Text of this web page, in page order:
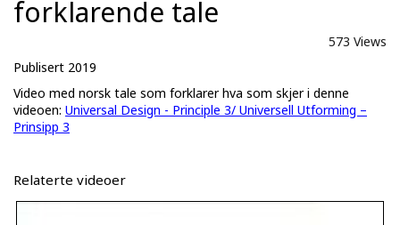
forklarende tale
573 Views
Publisert 2019
Video med norsk tale som forklarer hva som skjer i denne
videoen: Universal Design - Principle 3/ Universell Utforming –
Prinsipp 3
Relaterte videoer